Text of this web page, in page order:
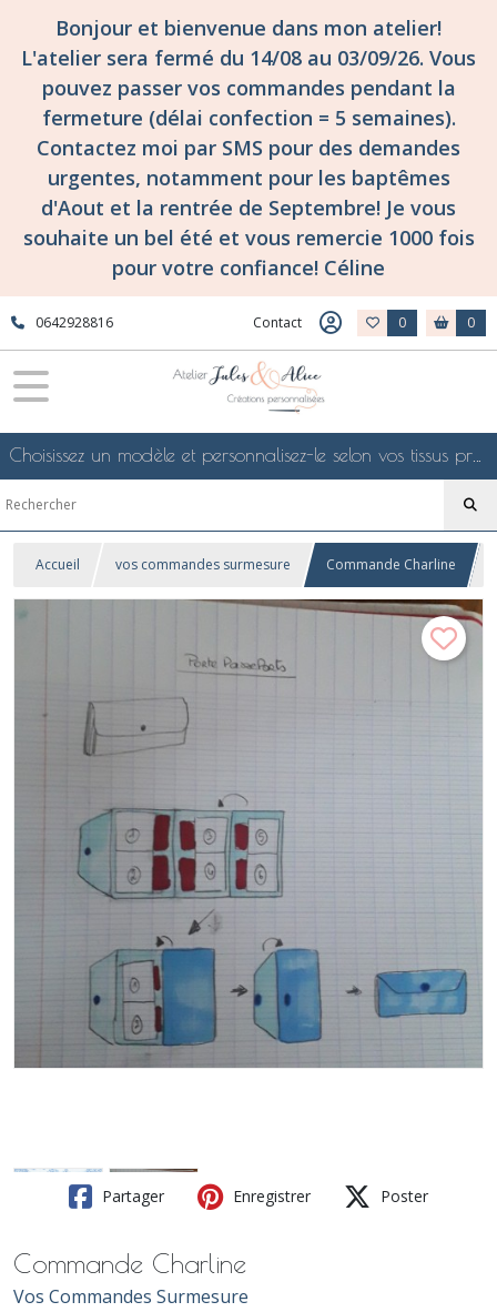
Bonjour et bienvenue dans mon atelier!
L'atelier sera fermé du 14/08 au 03/09/26. Vous
pouvez passer vos commandes pendant la
fermeture (délai confection = 5 semaines).
Contactez moi par SMS pour des demandes
urgentes, notamment pour les baptêmes
d'Aout et la rentrée de Septembre! Je vous
souhaite un bel été et vous remercie 1000 fois
pour votre confiance! Céline
0642928816 Contact 0 0
Choisissez un modèle et personnalisez-le selon vos tissus préférés de mes collections en ligne, je le confectionnerai selon vos souhaits
Accueil vos commandes surmesure Commande Charline
Partager Enregistrer Poster
Commande Charline
Vos Commandes Surmesure